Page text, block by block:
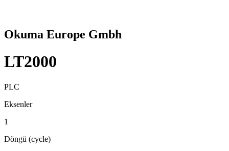
Okuma Europe Gmbh
LT2000
PLC
Eksenler
1
Döngü (cycle)